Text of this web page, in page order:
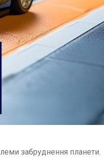
забруднення планети.